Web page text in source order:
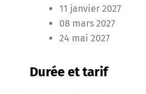
11 janvier 2027
08 mars 2027
24 mai 2027
Durée et tarif